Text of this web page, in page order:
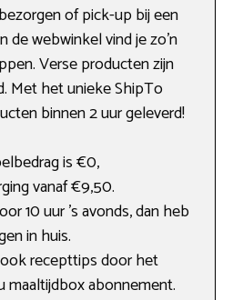
of pick-up bij een
de webwinkel vind je zo’n
Verse producten zijn
Met het unieke ShipTo
binnen 2 uur geleverd!
is €0,
vanaf €9,50.
10 uur ’s avonds, dan heb
in huis.
recepttips door het
maaltijdbox abonnement.